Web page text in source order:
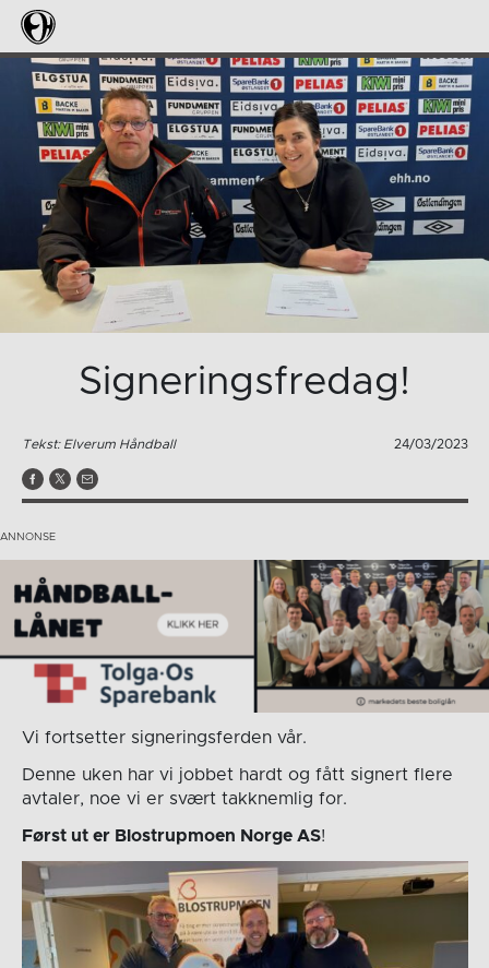
Signeringsfredag!
Tekst: Elverum Håndball 24/03/2023
Vi fortsetter signeringsferden vår.
Denne uken har vi jobbet hardt og fått signert flere
avtaler, noe vi er svært takknemlig for.
Først ut er Blostrupmoen Norge AS!